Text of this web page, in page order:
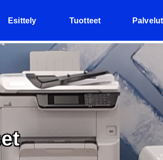
Esittely Tuotteet Palvelut